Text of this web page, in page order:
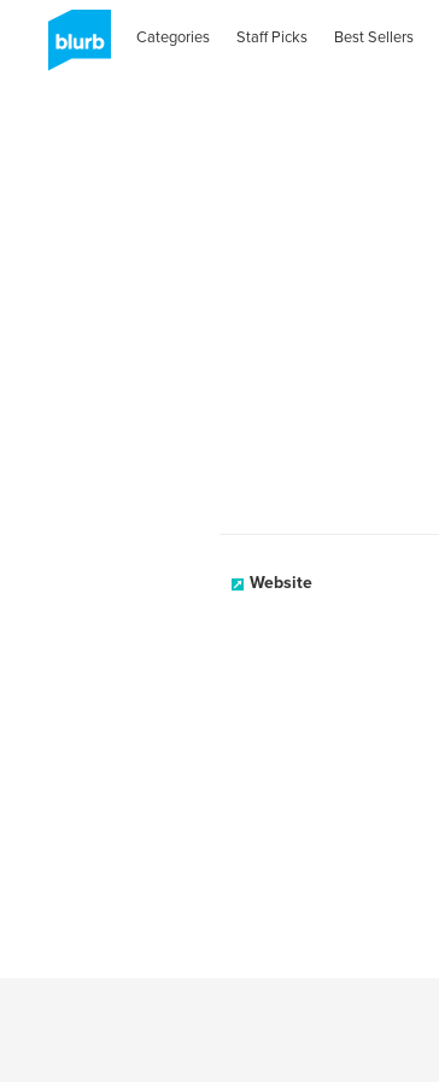
Categories Staff Picks Best Sellers
Website